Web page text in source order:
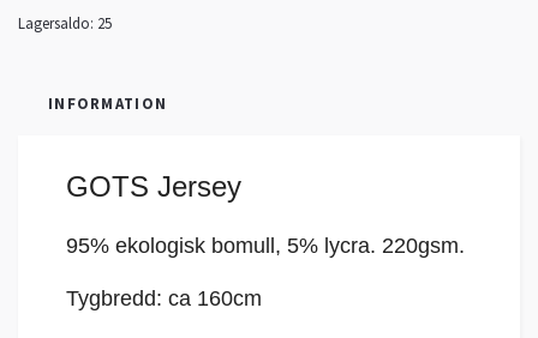
Lagersaldo: 25
INFORMATION
GOTS Jersey
95% ekologisk bomull, 5% lycra. 220gsm.
Tygbredd: ca 160cm